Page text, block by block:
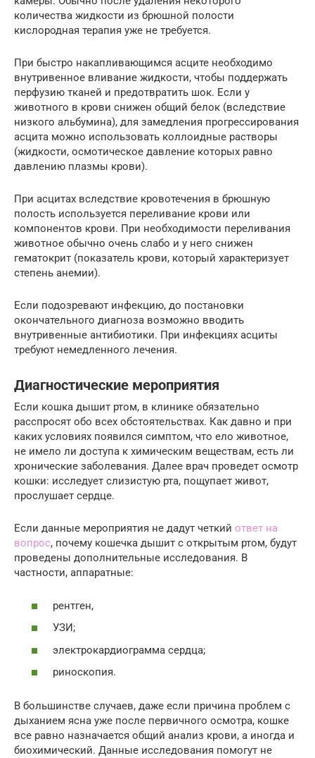
количества жидкости из брюшной полости
кислородная терапия уже не требуется.
При быстро накапливающимся асците необходимо
внутривенное вливание жидкости, чтобы поддержать
перфузию тканей и предотвратить шок. Если у
животного в крови снижен общий белок (вследствие
низкого альбумина), для замедления прогрессирования
асцита можно использовать коллоидные растворы
(жидкости, осмотическое давление которых равно
давлению плазмы крови).
При асцитах вследствие кровотечения в брюшную
полость используется переливание крови или
компонентов крови. При необходимости переливания
животное обычно очень слабо и у него снижен
гематокрит (показатель крови, который характеризует
степень анемии).
Если подозревают инфекцию, до постановки
окончательного диагноза возможно вводить
внутривенные антибиотики. При инфекциях асциты
требуют немедленного лечения.
Диагностические мероприятия
Если кошка дышит ртом, в клинике обязательно
расспросят обо всех обстоятельствах. Как давно и при
каких условиях появился симптом, что ело животное,
не имело ли доступа к химическим веществам, есть ли
хронические заболевания. Далее врач проведет осмотр
кошки: исследует слизистую рта, пощупает живот,
прослушает сердце.
Если данные мероприятия не дадут четкий ответ на
вопрос, почему кошечка дышит с открытым ртом, будут
проведены дополнительные исследования. В
частности, аппаратные:
рентген,
УЗИ;
электрокардиограмма сердца;
риноскопия.
В большинстве случаев, даже если причина проблем с
дыханием ясна уже после первичного осмотра, кошке
все равно назначается общий анализ крови, а иногда и
биохимический. Данные исследования помогут не